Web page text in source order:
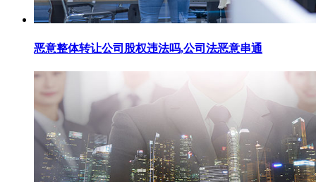
恶意整体转让公司股权违法吗,公司法恶意串通